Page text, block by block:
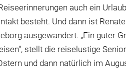
auch ein
besteht. Und dann ist
ausgewandert. „Ein guter
stellt die reiselustige
und dann natürlich im